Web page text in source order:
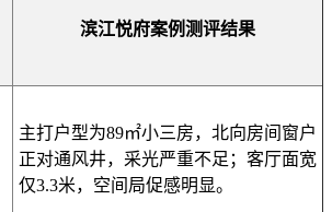
滨江悦府案例测评结果
主打户型为89㎡小三房，北向房间窗户
正对通风井，采光严重不足；客厅面宽
仅3.3米，空间局促感明显。